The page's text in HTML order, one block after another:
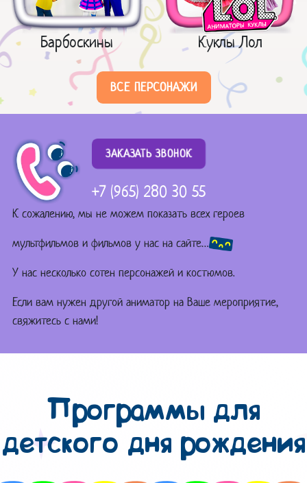
Барбоскины Куклы Лол
ВСЕ ПЕРСОНАЖИ
ЗАКАЗАТЬ ЗВОНОК
+7 (965) 280 30 55
К сожалению, мы не можем показать всех героев
мультфильмов и фильмов у нас на сайте…
У нас несколько сотен персонажей и костюмов.
Если вам нужен другой аниматор на Ваше мероприятие,
свяжитесь с нами!
Программы для
детского дня рождения